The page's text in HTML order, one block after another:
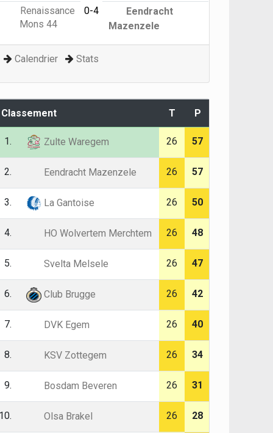
Renaissance
Mons 44
0-4
Eendracht
Mazenzele
Calendrier Stats
Classement T P
1. Zulte Waregem 26 57
2. Eendracht Mazenzele 26 57
3. La Gantoise 26 50
4. HO Wolvertem Merchtem 26 48
5. Svelta Melsele 26 47
6. Club Brugge 26 42
7. DVK Egem 26 40
8. KSV Zottegem 26 34
9. Bosdam Beveren 26 31
10. Olsa Brakel 26 28